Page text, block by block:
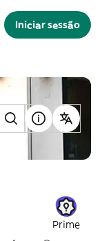
Iniciar sessão
Prime